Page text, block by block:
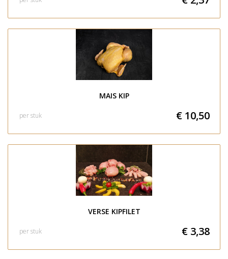
MAIS KIP
€ 10,50
per stuk
VERSE KIPFILET
€ 3,38
per stuk